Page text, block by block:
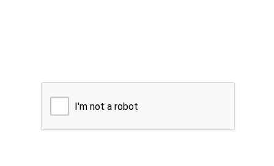
I'm not a robot